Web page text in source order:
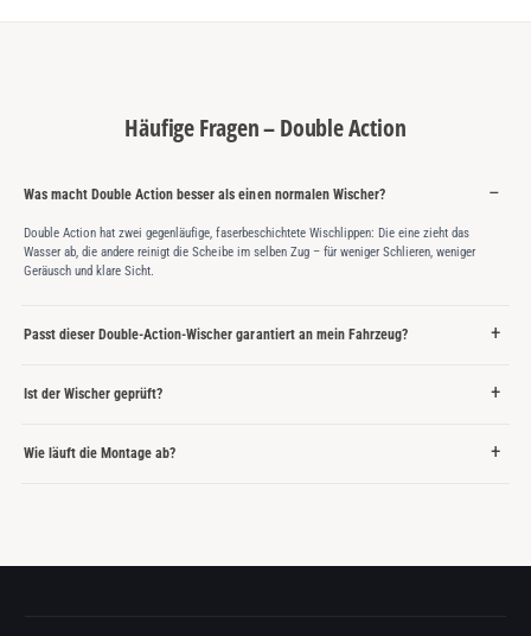
Häufige Fragen – Double Action
Was macht Double Action besser als einen normalen Wischer?
Double Action hat zwei gegenläufige, faserbeschichtete Wischlippen: Die eine zieht das
Wasser ab, die andere reinigt die Scheibe im selben Zug – für weniger Schlieren, weniger
Geräusch und klare Sicht.
Passt dieser Double-Action-Wischer garantiert an mein Fahrzeug?
Ist der Wischer geprüft?
Wie läuft die Montage ab?